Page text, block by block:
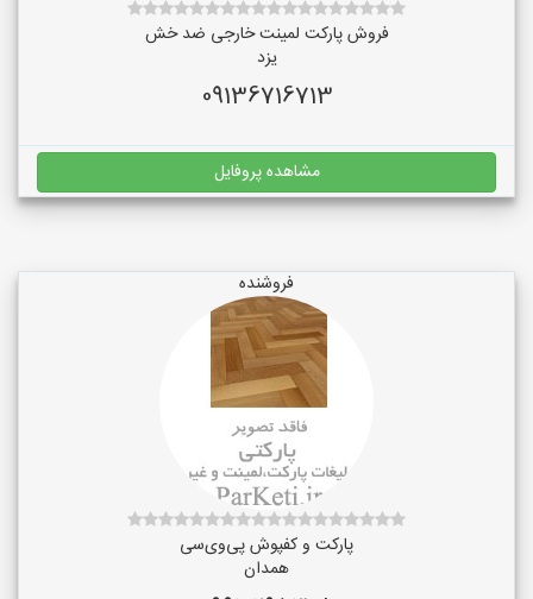
فروش پارکت لمینت خارجی ضد خش
یزد
09136716713
مشاهده پروفایل
فروشنده
پارکت و کفپوش پی‌وی‌سی
همدان